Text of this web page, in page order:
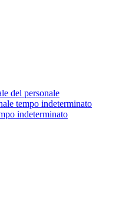
del personale
tempo indeterminato
indeterminato